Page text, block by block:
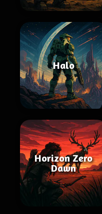
Halo
Horizon Zero
Dawn